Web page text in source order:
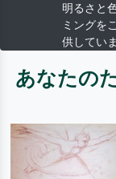
明るさと
ミングを
供してい
あなたの